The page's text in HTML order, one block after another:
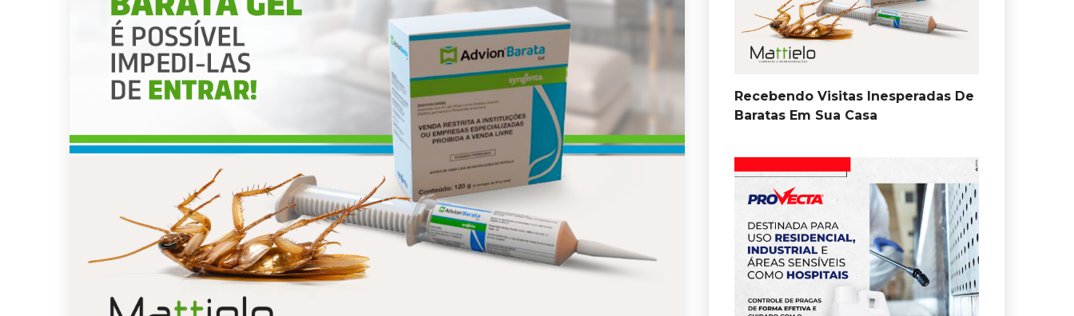
Recebendo Visitas Inesperadas De
Baratas Em Sua Casa